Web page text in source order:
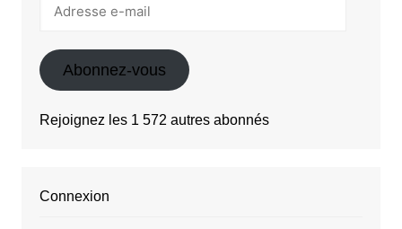
Abonnez-vous
Rejoignez les 1 572 autres abonnés
Connexion